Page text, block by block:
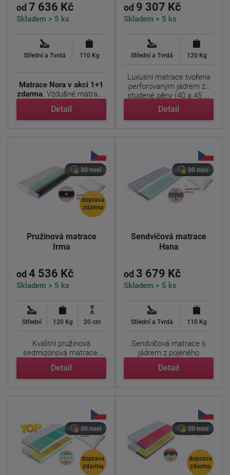
od 7 636 Kč
Skladem > 5 ks
Střední a Tvrdá 110 Kg
Matrace Nora v akci 1+1
zdarma. Vzdušné matrace
Detail
od 9 307 Kč
Skladem > 5 ks
Střední a Tvrdá 120 Kg
Luxusní matrace tvořena
perforovaným jádrem ze
studené pěny (40 a 45 ...
Detail
doprava
zdarma
30 nocí
Pružinová matrace
Irma
od 4 536 Kč
Skladem > 5 ks
Střední 120 Kg 20 cm
Kvalitní pružinová
sedmizónová matrace.
tvoří ...
Detail
30 nocí
Sendvičová matrace
Hana
od 3 679 Kč
Skladem > 5 ks
Střední a Tvrdá 110 Kg
Sendvičová matrace s
jádrem z pojeného
Nosné vrstvy ...
Detail
doprava
zdarma
30 nocí
doprava
zdarma
30 nocí